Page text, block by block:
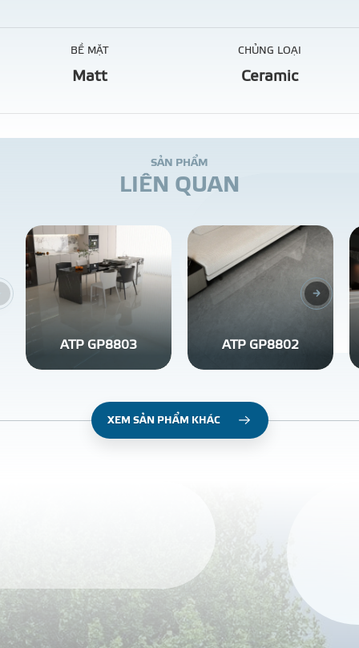
BỀ MẶT
Matt
CHỦNG LOẠI
Ceramic
SẢN PHẨM
LIÊN QUAN
ATP GP8803 ATP GP8802
XEM SẢN PHẨM KHÁC